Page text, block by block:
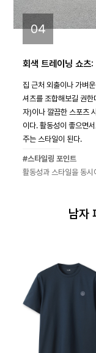
04
회색 트레이닝 쇼츠
집 근처 외출이나 가벼
셔츠를 조합해보길 권
자)이나 깔끔한 스포츠
이다. 활동성이 좋으면
주는 스타일이 된다.
#스타일링 포인트
활동성과 스타일을 동
남자